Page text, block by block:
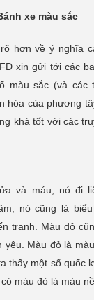
xe màu sắc
hơn về ý nghĩa
xin gửi tới các
màu sắc (và các
hóa của phương
khá tốt với các
và máu, nó đi
nó cũng là
tranh. Màu đỏ
yêu. Màu đỏ là
thấy một số quốc
màu đỏ là màu